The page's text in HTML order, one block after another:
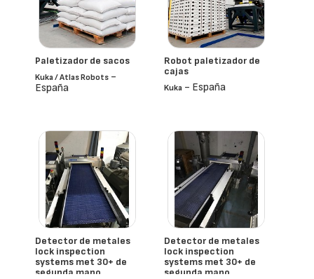
Paletizador de sacos
Kuka / Atlas Robots -
España
Robot paletizador de
cajas
Kuka - España
Detector de metales
lock inspection
systems met 30+ de
segunda mano
Detector de metales
lock inspection
systems met 30+ de
segunda mano